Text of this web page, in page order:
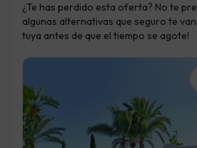
¿Te has perdido esta oferta? No te
algunas alternativas que seguro te van
tuya antes de que el tiempo se agote!